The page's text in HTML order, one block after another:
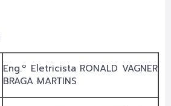
Eng.º Eletricista RONALD VAGNER
BRAGA MARTINS